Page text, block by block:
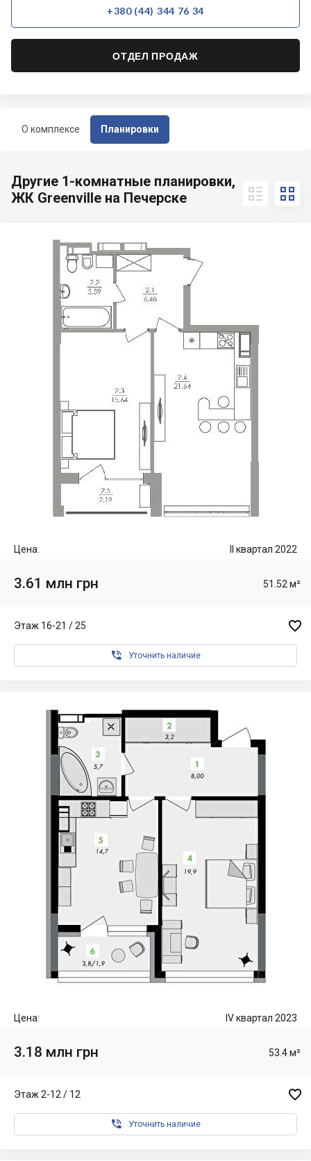
О комплексе Планировки
+380 (44) 344 76 34
ОТДЕЛ ПРОДАЖ
Другие 1-комнатные планировки,
ЖК Greenville на Печерске
 
Цена: II квартал 2022
3.61 млн грн 51.52 м²
Этаж 16-21 / 25 
 Уточнить наличие
Цена: IV квартал 2023
3.18 млн грн 53.4 м²
Этаж 2-12 / 12 
 Уточнить наличие